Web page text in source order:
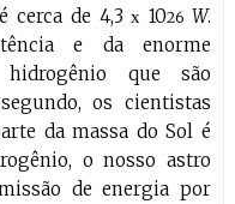
cerca de 4,3x 1026 W.
e da enorme
que são
os cientistas
da massa do Sol é
o nosso astro
de energia por